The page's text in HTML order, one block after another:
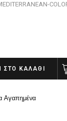
ΚΑΛΆΘΙ
Αγαπημένα